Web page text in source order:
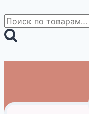
Искать: